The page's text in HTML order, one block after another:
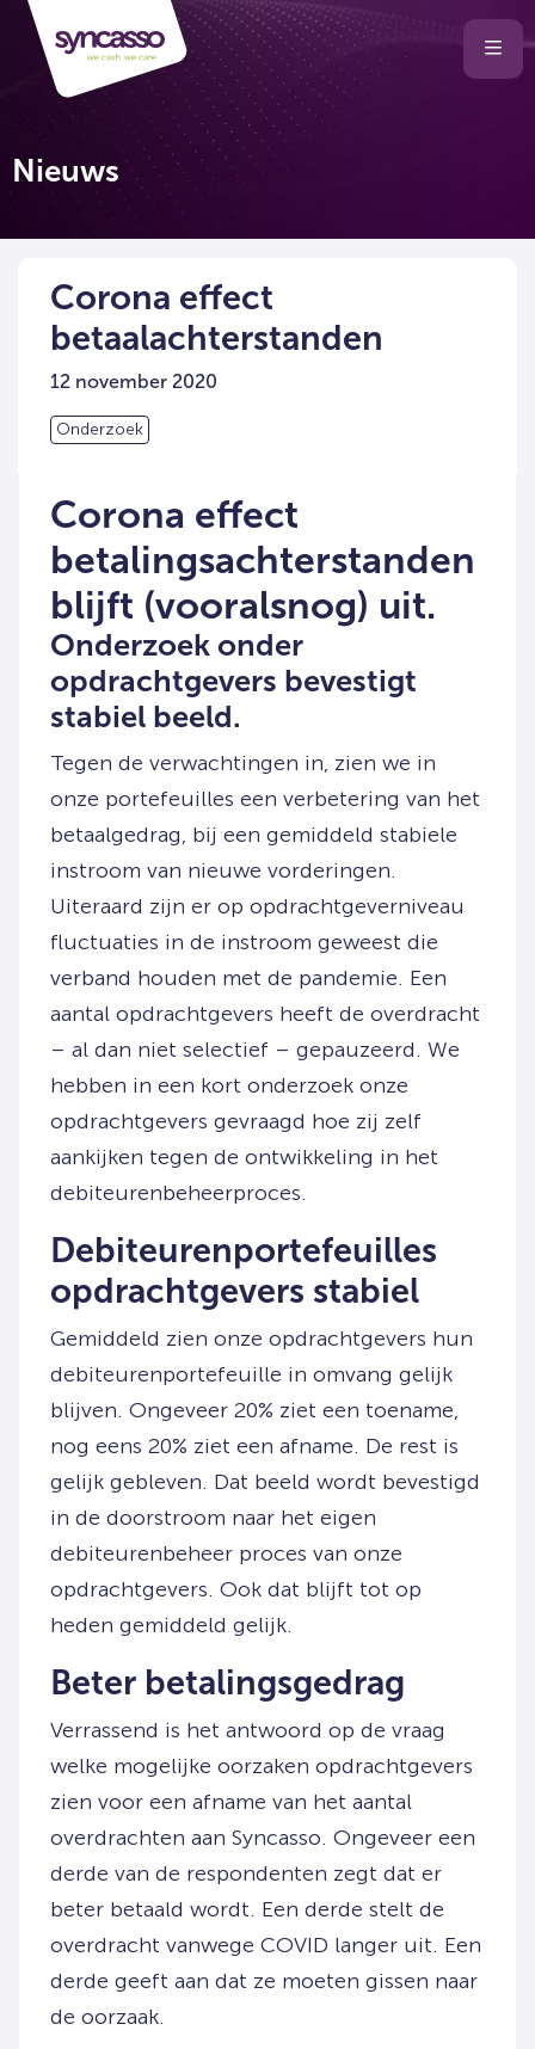
Selecteer
Nieuws
Corona effect
betaalachterstanden
12 november 2020
Onderzoek
Corona effect
betalingsachterstanden
blijft (vooralsnog) uit.
Onderzoek onder
opdrachtgevers bevestigt
stabiel beeld.
Tegen de verwachtingen in, zien we in
onze portefeuilles een verbetering van het
betaalgedrag, bij een gemiddeld stabiele
instroom van nieuwe vorderingen.
Uiteraard zijn er op opdrachtgeverniveau
fluctuaties in de instroom geweest die
verband houden met de pandemie. Een
aantal opdrachtgevers heeft de overdracht
– al dan niet selectief – gepauzeerd. We
hebben in een kort onderzoek onze
opdrachtgevers gevraagd hoe zij zelf
aankijken tegen de ontwikkeling in het
debiteurenbeheerproces.
Debiteurenportefeuilles
opdrachtgevers stabiel
Gemiddeld zien onze opdrachtgevers hun
debiteurenportefeuille in omvang gelijk
blijven. Ongeveer 20% ziet een toename,
nog eens 20% ziet een afname. De rest is
gelijk gebleven. Dat beeld wordt bevestigd
in de doorstroom naar het eigen
debiteurenbeheer proces van onze
opdrachtgevers. Ook dat blijft tot op
heden gemiddeld gelijk.
Beter betalingsgedrag
Verrassend is het antwoord op de vraag
welke mogelijke oorzaken opdrachtgevers
zien voor een afname van het aantal
overdrachten aan Syncasso. Ongeveer een
derde van de respondenten zegt dat er
beter betaald wordt. Een derde stelt de
overdracht vanwege COVID langer uit. Een
derde geeft aan dat ze moeten gissen naar
de oorzaak.